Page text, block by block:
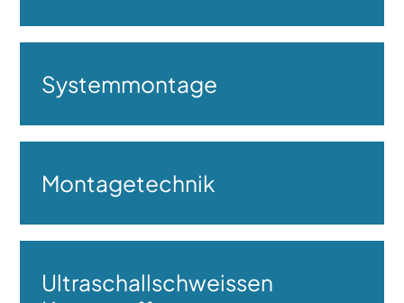
Systemmontage
Montagetechnik
Ultraschallschweissen